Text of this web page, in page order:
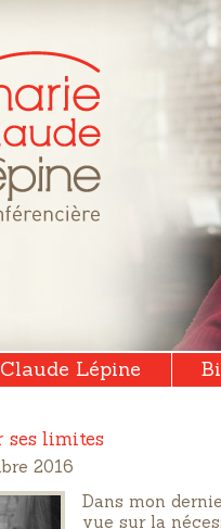
Lépine
ses limites
2016
Dans mon
vue sur la